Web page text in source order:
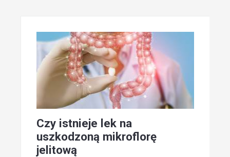
Czy istnieje lek na
uszkodzoną mikroflorę
jelitową